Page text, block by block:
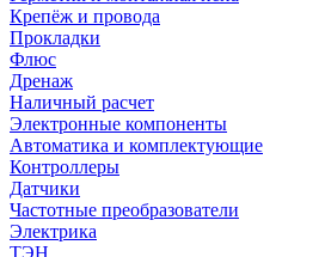
Крепёж и провода
Прокладки
Флюс
Дренаж
Наличный расчет
Электронные компоненты
Автоматика и комплектующие
Контроллеры
Датчики
Частотные преобразователи
Электрика
ТЭН